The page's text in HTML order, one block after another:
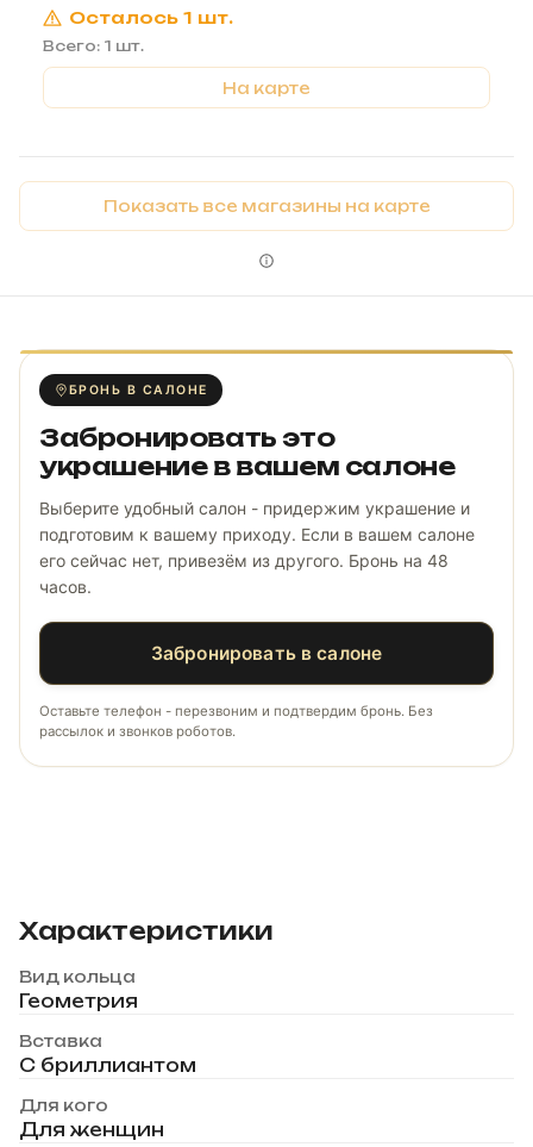
Осталось 1 шт.
Всего: 1 шт.
На карте
Показать все магазины на карте
БРОНЬ В САЛОНЕ
Забронировать это
украшение в вашем салоне
Выберите удобный салон - придержим украшение и
подготовим к вашему приходу. Если в вашем салоне
его сейчас нет, привезём из другого. Бронь на 48
часов.
Забронировать в салоне
Оставьте телефон - перезвоним и подтвердим бронь. Без
рассылок и звонков роботов.
Характеристики
Вид кольца
Геометрия
Вставка
С бриллиантом
Для кого
Для женщин